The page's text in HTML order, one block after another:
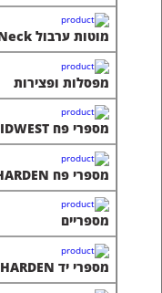
מוטות ערבול Great Neck
מפסלות ופצירות
מספרי פח MIDWEST
מספרי פח HARDEN
מספריים
מספרי יד HARDEN